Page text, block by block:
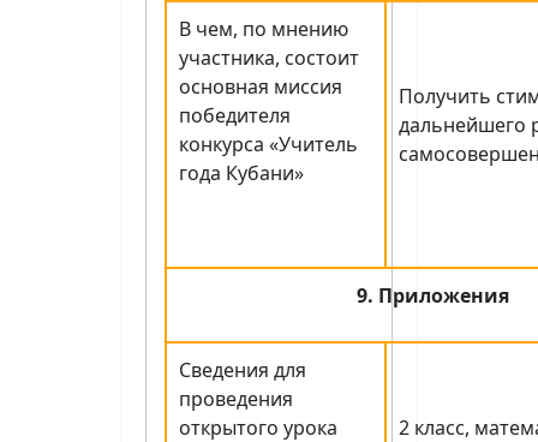
В чем, по мнению
участника, состоит
основная миссия
победителя
конкурса «Учитель
года Кубани»
Получить
дальнейшего
9. Приложения
Сведения для
проведения
открытого урока
2 класс,